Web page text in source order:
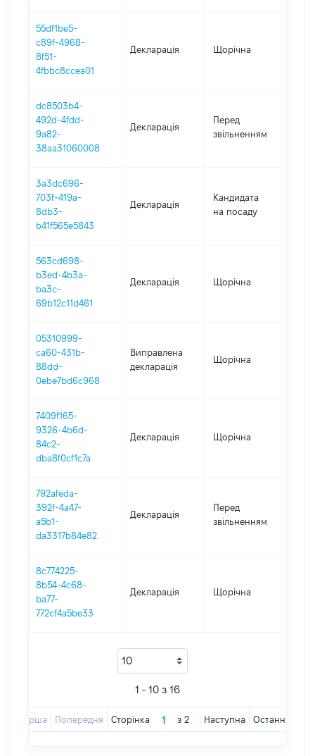
55df1be5-
c89f-4968-
8f51-
4fbbc8ccea01
Декларація Щорічна
dc8503b4-
492d-4fdd-
9a82-
38aa31060008
Декларація
Перед
звільненням
3a3dc696-
703f-419a-
8db3-
b41f565e5843
Декларація
Кандидата
на посаду
563cd698-
b3ed-4b3a-
ba3c-
69b12c11d461
Декларація Щорічна
05310999-
ca60-431b-
88dd-
0ebe7bd6c968
Виправлена
декларація
Щорічна
7409f165-
9326-4b6d-
84c2-
dba8f0cf1c7a
Декларація Щорічна
792afeda-
392f-4a47-
a5b1-
da3317b84e82
Декларація
Перед
звільненням
8c774225-
8b54-4c68-
ba77-
772cf4a5be33
Декларація Щорічна
1 - 10 з 16
Перша Попередня Сторінка з 2 Наступна Остання